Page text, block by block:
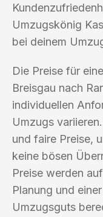
Umzugskönig
bei deinem
Die Preise für
Breisgau nach
individuellen
Umzugs
und faire Preise,
keine bösen
Preise werden
Planung und
Umzugsguts